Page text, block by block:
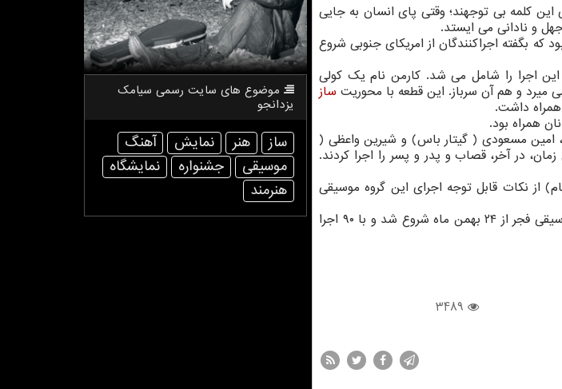
كلمه بی توجهند؛ وقتی پای انسان به جایی
و نادانی می ایستد.
كه بگفته اجراكنندگان از امریكای جنوبی شروع
اجرا را شامل می شد. كارمن نام یك كولی
میرد و هم آن سرباز. این قطعه با محوریت ساز
داشت.
همراه بود.
امین مسعودی ( گیتار باس) و شیرین واعظی (
در آخر، قصاب و پدر و پسر را اجرا كردند.
از نكات قابل توجه اجرای این گروه موسیقی
به گزارش سایت رسمی سیامك یزدانجو به نقل از ایسنا، سی و پنجمین جشنواره موسیقی فجر از ۲۴ بهمن ماه شروع شد و با ۹۰ اجرا
3489
موضوع های سایت رسمی سیامك
یزدانجو
ساز هنر نمایش
آهنگ
موسیقی
جشنواره
نمایشگاه
هنرمند